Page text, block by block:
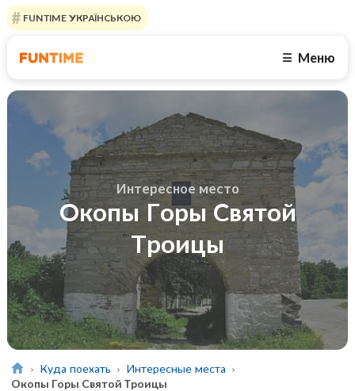
FUNTIME УКРАЇНСЬКОЮ
☰ Меню
Интересное место
Окопы Горы Святой
Троицы
Куда поехать
Интересные места
Окопы Горы Святой Троицы